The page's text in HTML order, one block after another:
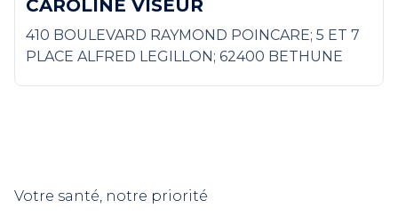
CAROLINE VISEUR
410 BOULEVARD RAYMOND POINCARE; 5 ET 7
PLACE ALFRED LEGILLON; 62400 BETHUNE
Votre santé, notre priorité